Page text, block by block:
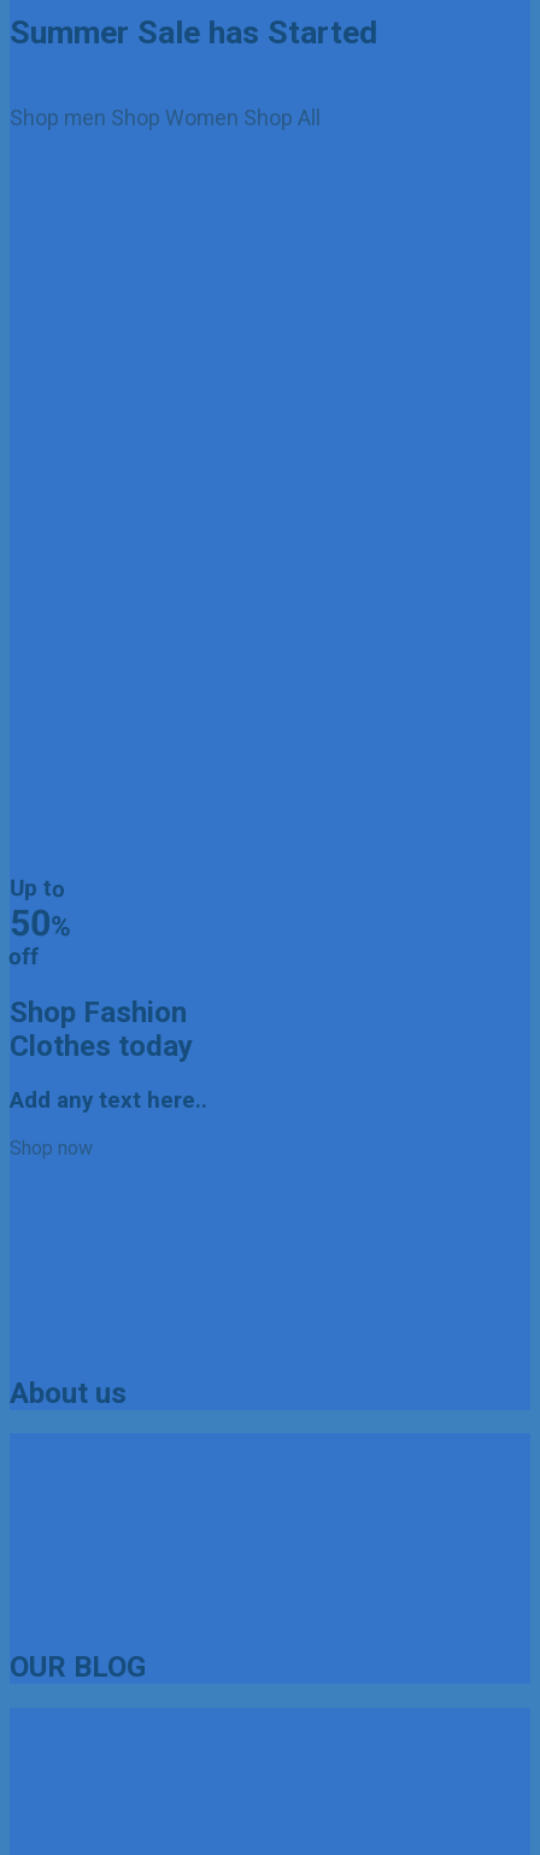
Summer Sale has Started
Shop men Shop Women Shop All
Up to
50%
off
Shop Fashion
Clothes today
Add any text here..
Shop now
About us
OUR BLOG